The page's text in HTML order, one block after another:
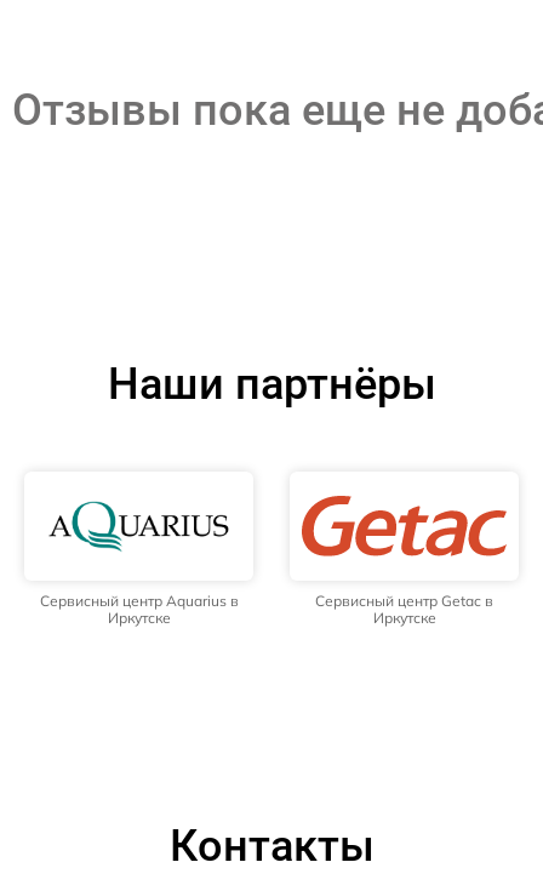
Отзывы пока еще не
Наши партнёры
Сервисный центр Aquarius в
Иркутске
Сервисный центр Getac в
Иркутске
Контакты